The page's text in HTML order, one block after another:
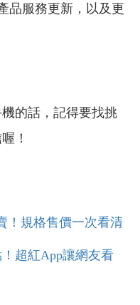
品服務更新，以及更
的話，記得要找挑
！
！規格售價一次看清
超紅App讓網友看